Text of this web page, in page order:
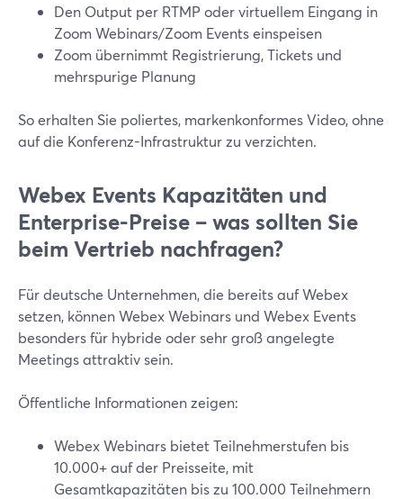
Den Output per RTMP oder virtuellem Eingang in
Zoom Webinars/Zoom Events einspeisen
Zoom übernimmt Registrierung, Tickets und
mehrspurige Planung
So erhalten Sie poliertes, markenkonformes Video, ohne
auf die Konferenz-Infrastruktur zu verzichten.
Webex Events Kapazitäten und
Enterprise-Preise – was sollten Sie
beim Vertrieb nachfragen?
Für deutsche Unternehmen, die bereits auf Webex
setzen, können Webex Webinars und Webex Events
besonders für hybride oder sehr groß angelegte
Meetings attraktiv sein.
Öffentliche Informationen zeigen:
Webex Webinars bietet Teilnehmerstufen bis
10.000+ auf der Preisseite, mit
Gesamtkapazitäten bis zu 100.000 Teilnehmern